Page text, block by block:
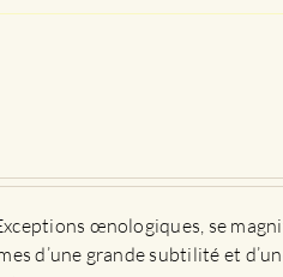
œnologiques, se
d’une grande subtilité et